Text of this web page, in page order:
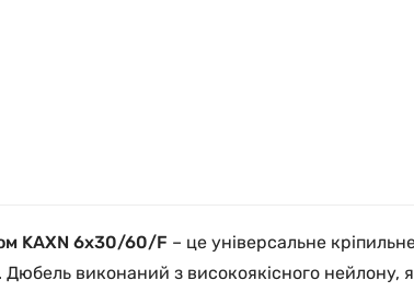
KAXN 6х30/60/F – це універсальне
виконаний з високоякісного нейлону,